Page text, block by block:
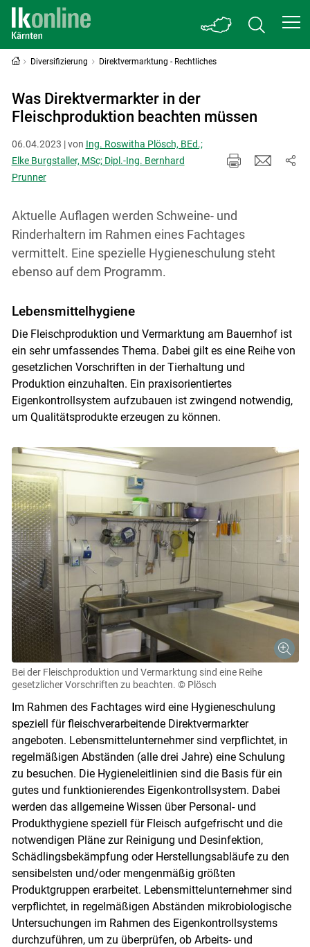
Diversifizierung Direktvermarktung - Rechtliches
Was Direktvermarkter in der
Fleischproduktion beachten müssen
06.04.2023 | von Ing. Roswitha Plösch, BEd.;
Elke Burgstaller, MSc; Dipl.-Ing. Bernhard
Prunner
Aktuelle Auflagen werden Schweine- und
Rinderhaltern im Rahmen eines Fachtages
vermittelt. Eine spezielle Hygieneschulung steht
ebenso auf dem Programm.
Lebensmittelhygiene
Die Fleischproduktion und Vermarktung am Bauernhof ist
ein sehr umfassendes Thema. Dabei gilt es eine Reihe von
gesetzlichen Vorschriften in der Tierhaltung und
Produktion einzuhalten. Ein praxisorientiertes
Eigenkontrollsystem aufzubauen ist zwingend notwendig,
um Qualitätsprodukte erzeugen zu können.
Bei der Fleischproduktion und Vermarktung sind eine Reihe
gesetzlicher Vorschriften zu beachten. © Plösch
Im Rahmen des Fachtages wird eine Hygieneschulung
speziell für fleischverarbeitende Direktvermarkter
angeboten. Lebensmittelunternehmer sind verpflichtet, in
regelmäßigen Abständen (alle drei Jahre) eine Schulung
zu besuchen. Die Hygieneleitlinien sind die Basis für ein
gutes und funktionierendes Eigenkontrollsystem. Dabei
werden das allgemeine Wissen über Personal- und
Produkthygiene speziell für Fleisch aufgefrischt und die
notwendigen Pläne zur Reinigung und Desinfektion,
Schädlingsbekämpfung oder Herstellungsabläufe zu den
sensibelsten und/oder mengenmäßig größten
Produktgruppen erarbeitet. Lebensmittelunternehmer sind
verpflichtet, in regelmäßigen Abständen mikrobiologische
Untersuchungen im Rahmen des Eigenkontrollsystems
durchzuführen, um zu überprüfen, ob Arbeits- und